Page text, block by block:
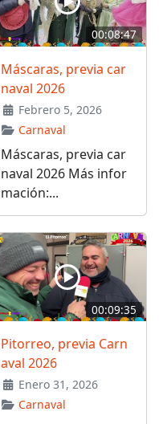
00:08:47
Máscaras, previa car
naval 2026
Febrero 5, 2026
Carnaval
Máscaras, previa car
naval 2026 Más infor
mación:...
00:09:35
Pitorreo, previa Carn
aval 2026
Enero 31, 2026
Carnaval